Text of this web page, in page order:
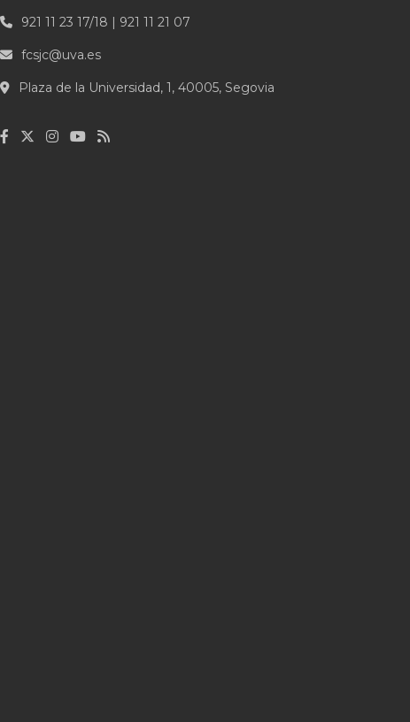
921 11 23 17/18 | 921 11 21 07
fcsjc@uva.es
Plaza de la Universidad, 1, 40005, Segovia